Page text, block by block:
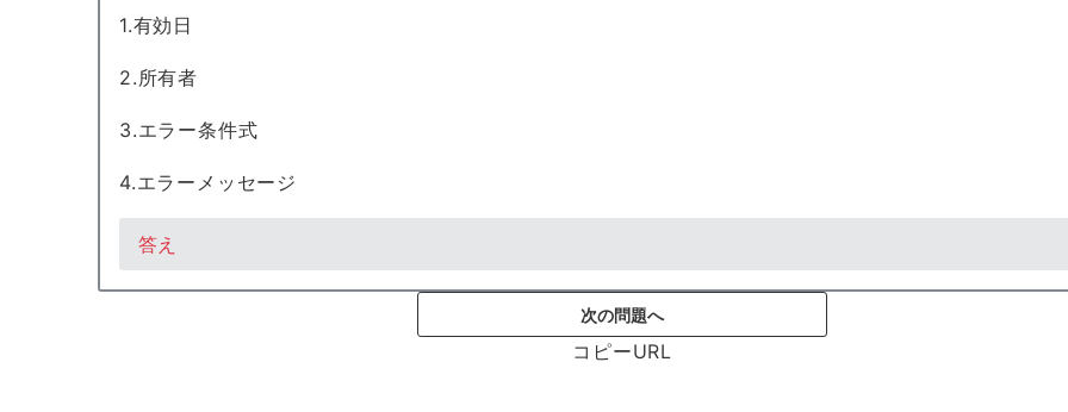
1.有効日
2.所有者
3.エラー条件式
4.エラーメッセージ
答え
次の問題へ
コピーURL